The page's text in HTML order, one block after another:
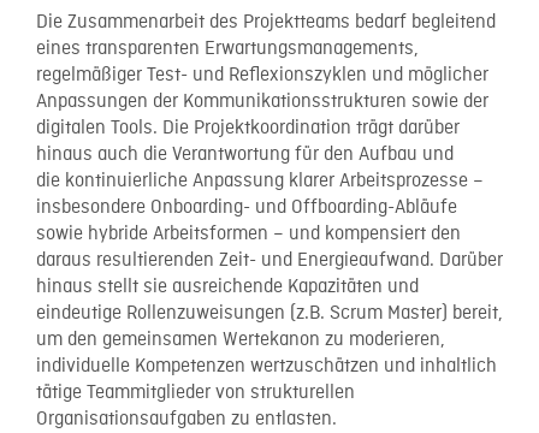
Die Zusammenarbeit des Projektteams bedarf begleitend
eines transparenten Erwartungsmanagements,
regelmäßiger Test- und Reflexionszyklen und möglicher
Anpassungen der Kommunikationsstrukturen sowie der
digitalen Tools. Die Projektkoordination trägt darüber
hinaus auch die Verantwortung für den Aufbau und
die kontinuierliche Anpassung klarer Arbeitsprozesse –
insbesondere Onboarding- und Offboarding-Abläufe
sowie hybride Arbeitsformen – und kompensiert den
daraus resultierenden Zeit- und Energieaufwand. Darüber
hinaus stellt sie ausreichende Kapazitäten und
eindeutige Rollenzuweisungen (z.B. Scrum Master) bereit,
um den gemeinsamen Wertekanon zu moderieren,
individuelle Kompetenzen wertzuschätzen und inhaltlich
tätige Teammitglieder von strukturellen
Organisationsaufgaben zu entlasten.